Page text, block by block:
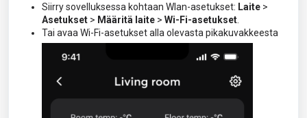
Siirry sovelluksessa kohtaan Wlan-asetukset: Laite >
Asetukset > Määritä laite > Wi-Fi-asetukset
Tai avaa Wi-Fi-asetukset alla olevasta pikakuvakkeesta